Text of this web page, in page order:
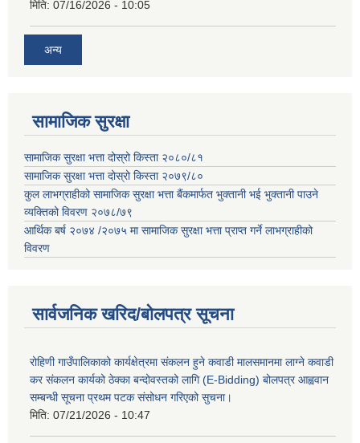
मिति: 07/16/2026 - 10:05
अन्य
सामाजिक सुरक्षा
सामाजिक सुरक्षा भत्ता दोस्रो किस्ता २०८०/८१
सामाजिक सुरक्षा भत्ता दोस्रो किस्ता २०७९/८०
कुल लाभग्राहीको सामाजिक सुरक्षा भत्ता बैंकमार्फत भुक्तानी भई भुक्तानी पाउने
व्यक्तिको विवरण २०७८/७९
आर्थिक बर्ष २०७४ /२०७५ मा सामाजिक सुरक्षा भत्ता प्राप्त गर्ने लाभग्राहीको
विवरण
सार्वजनिक खरिद/बोलपत्र सूचना
रोहिणी गाउँपालिकाको कार्यक्षेत्रमा संकलन हुने कवाडी मालसमानमा लाग्ने कवाडी
कर संकलन कार्यको ठेक्का बन्दोवस्तको लागि (E-Bidding) बोलपत्र आह्ववान
सम्बन्धी सूचना प्रथम पटक संसोधन गरिएको सुचना।
मिति: 07/21/2026 - 10:47